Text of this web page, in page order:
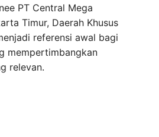
PT Central Mega
Timur, Daerah Khusus
referensi awal bagi
mempertimbangkan
relevan.